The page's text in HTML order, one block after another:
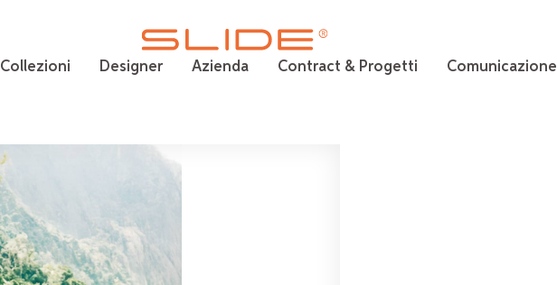
Collezioni Designer Azienda Contract & Progetti Comunicazione